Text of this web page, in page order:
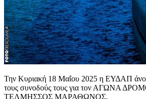
Την Κυριακή 18 Μαΐου 2025 η ΕΥΔΑΠ
τους συνοδούς τους για τον ΑΓΩΝΑ
ΤΕΛΜΗΣΣΟΣ ΜΑΡΑΘΩΝΟΣ.